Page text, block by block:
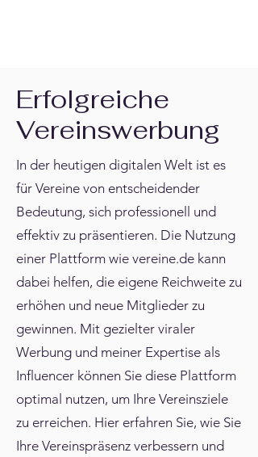
Erfolgreiche
Vereinswerbung
In der heutigen digitalen Welt ist es
für Vereine von entscheidender
Bedeutung, sich professionell und
effektiv zu präsentieren. Die Nutzung
einer Plattform wie vereine.de kann
dabei helfen, die eigene Reichweite zu
erhöhen und neue Mitglieder zu
gewinnen. Mit gezielter viraler
Werbung und meiner Expertise als
Influencer können Sie diese Plattform
optimal nutzen, um Ihre Vereinsziele
zu erreichen. Hier erfahren Sie, wie Sie
Ihre Vereinspräsenz verbessern und